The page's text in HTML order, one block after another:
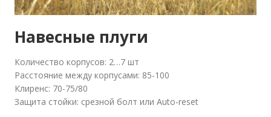
Навесные плуги
Количество корпусов: 2…7 шт
Расстояние между корпусами: 85-100
Клиренс: 70-75/80
Защита стойки: срезной болт или Auto-reset